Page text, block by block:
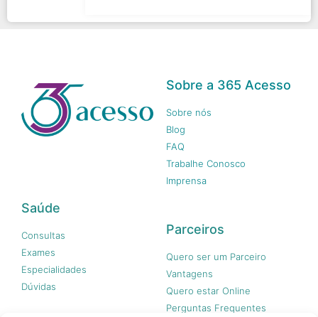
Sobre a 365 Acesso
Sobre nós
Blog
FAQ
Trabalhe Conosco
Imprensa
Saúde
Consultas
Exames
Especialidades
Dúvidas
Parceiros
Quero ser um Parceiro
Vantagens
Quero estar Online
Perguntas Frequentes